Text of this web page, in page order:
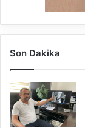
Son Dakika